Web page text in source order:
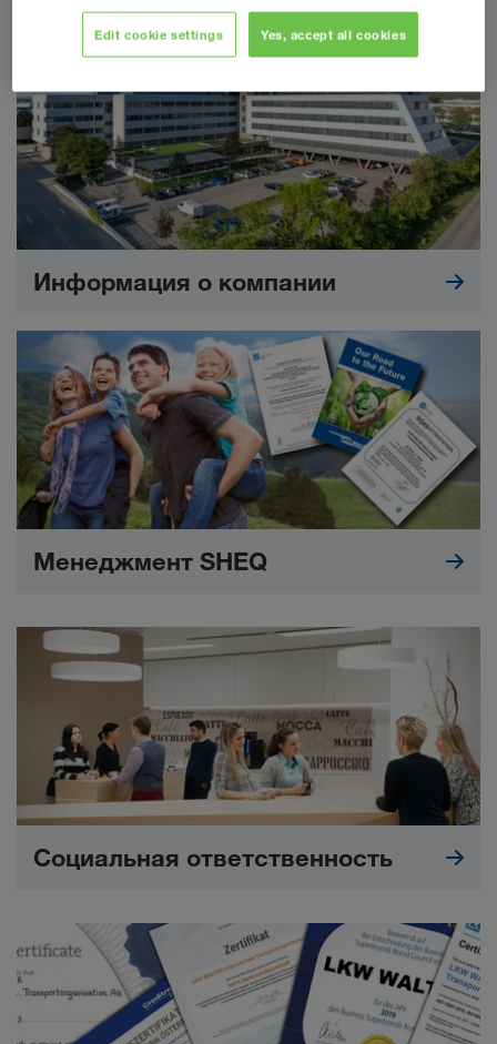
дорога, автотранспорт, фидерные перевозки.
Информация о компании
Менеджмент SHEQ
Социальная ответственность
Edit cookie settings Yes, accept all cookies